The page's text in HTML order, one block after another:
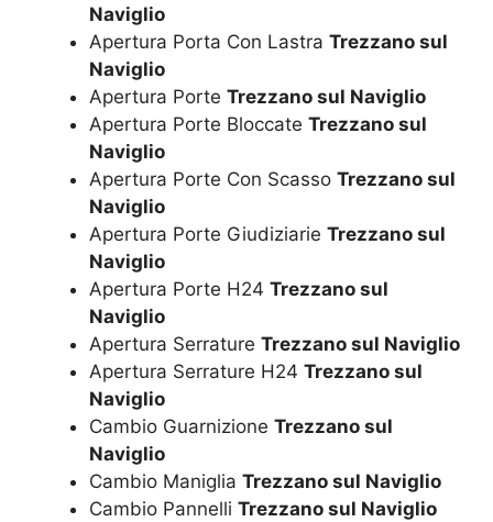
Naviglio
Apertura Porta Con Lastra Trezzano sul
Naviglio
Apertura Porte Trezzano sul Naviglio
Apertura Porte Bloccate Trezzano sul
Naviglio
Apertura Porte Con Scasso Trezzano sul
Naviglio
Apertura Porte Giudiziarie Trezzano sul
Naviglio
Apertura Porte H24 Trezzano sul
Naviglio
Apertura Serrature Trezzano sul Naviglio
Apertura Serrature H24 Trezzano sul
Naviglio
Cambio Guarnizione Trezzano sul
Naviglio
Cambio Maniglia Trezzano sul Naviglio
Cambio Pannelli Trezzano sul Naviglio